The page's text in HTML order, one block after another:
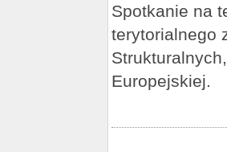
Spotkanie na
terytorialnego
Europejskiej.